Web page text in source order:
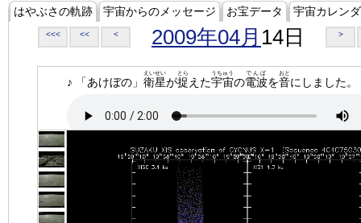
はやぶさの軌跡 宇宙からのメッセージ お宝データ 宇宙カレン
<<< << < 2009年04月 14日 >
♪ 「あけぼの」 衛星
えいせい
が捉
とら
えた宇宙
うちゅう
の電波
でんぱ
を音
おと
にしました。